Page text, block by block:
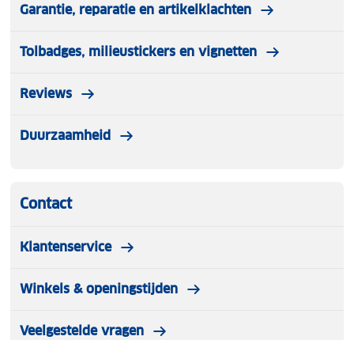
Garantie, reparatie en artikelklachten
Tolbadges, milieustickers en vignetten
Reviews
Duurzaamheid
Contact
Klantenservice
Winkels & openingstijden
Veelgestelde vragen